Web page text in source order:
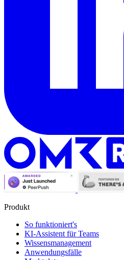
Produkt
So funktioniert's
KI-Assistent für Teams
Wissensmanagement
Anwendungsfälle